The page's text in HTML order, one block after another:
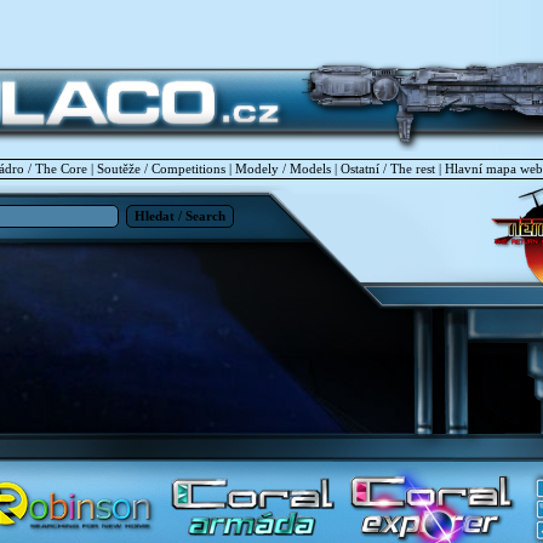
/ The Core| Soutěže / Competitions| Modely / Models| Ostatní / The rest| Hlavní mapa
Hledat / Search